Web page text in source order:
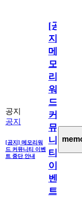
공지
공지
[공지] 메모리워
드 커뮤니티 이벤
트 중단 안내
[공
지]
메
모
리
워
드
커
뮤
니
티
이
벤
트